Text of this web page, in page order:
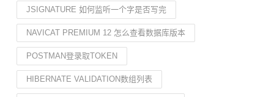
JSIGNATURE 如何监听一个字是否写完
NAVICAT PREMIUM 12 怎么查看数据库版本
POSTMAN登录取TOKEN
HIBERNATE VALIDATION数组列表